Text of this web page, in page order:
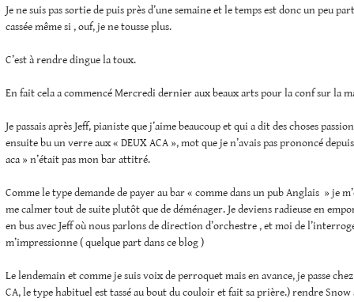
Je ne suis pas sortie de puis près d’une semaine et le temps est donc un peu
cassée même si , ouf, je ne tousse plus.
C’est à rendre dingue la toux.
En fait cela a commencé Mercredi dernier aux beaux arts pour la conf sur la
Je passais après Jeff, pianiste que j’aime beaucoup et qui a dit des choses
ensuite bu un verre aux « DEUX ACA », mot que je n’avais pas prononcé
aca » n’était pas mon bar attitré.
Comme le type demande de payer au bar « comme dans un pub Anglais » je
me calmer tout de suite plutôt que de déménager. Je deviens radieuse en
en bus avec Jeff où nous parlons de direction d’orchestre , et moi de
m’impressionne ( quelque part dans ce blog )
Le lendemain et comme je suis voix de perroquet mais en avance, je passe chez
CA, le type habituel est tassé au bout du couloir et fait sa prière.) rendre Snow